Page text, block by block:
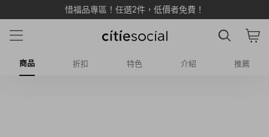
惜福品專區！任選2件，低價者免費！
商品 折扣 特色 介紹 推薦